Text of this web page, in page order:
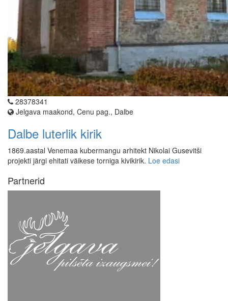
28378341
Jelgava maakond, Cenu pag., Dalbe
Dalbe luterlik kirik
1869.aastal Venemaa kubermangu arhitekt Nikolai Gusevitši
projekti järgi ehitati väikese torniga kivikirik. Loe edasi
Partnerid